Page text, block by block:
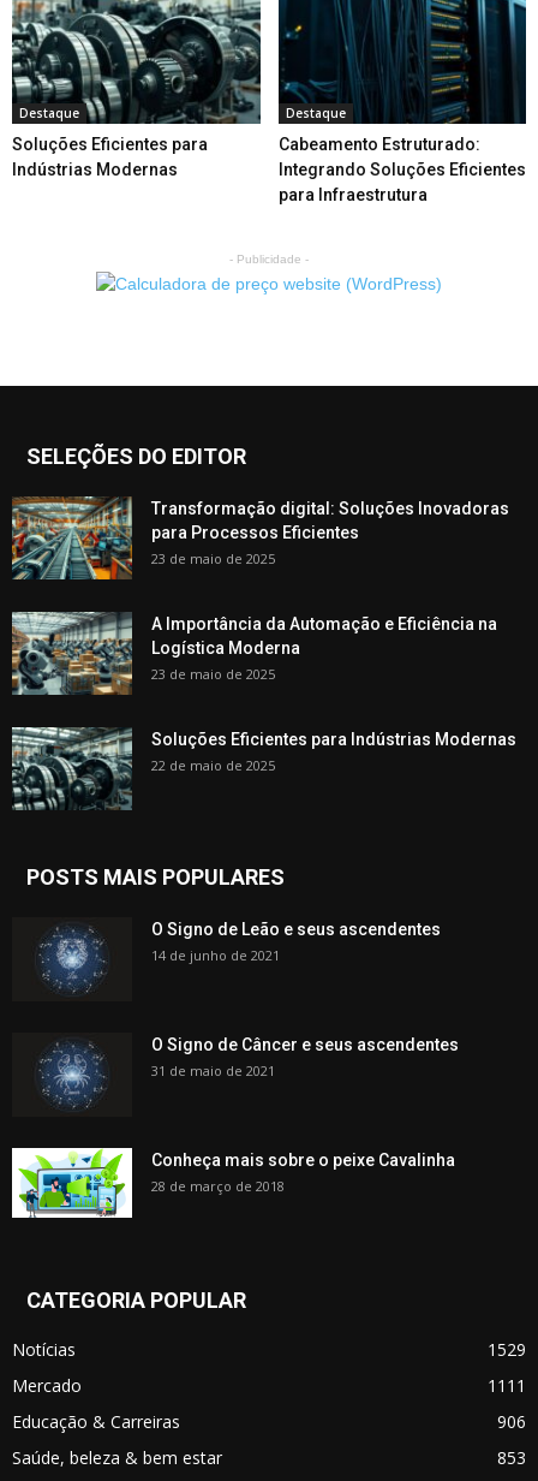
Destaque
Soluções Eficientes para
Indústrias Modernas
Destaque
Cabeamento Estruturado:
Integrando Soluções Eficientes
para Infraestrutura
- Publicidade -
SELEÇÕES DO EDITOR
Transformação digital: Soluções Inovadoras
para Processos Eficientes
23 de maio de 2025
A Importância da Automação e Eficiência na
Logística Moderna
23 de maio de 2025
Soluções Eficientes para Indústrias Modernas
22 de maio de 2025
POSTS MAIS POPULARES
O Signo de Leão e seus ascendentes
14 de junho de 2021
O Signo de Câncer e seus ascendentes
31 de maio de 2021
Conheça mais sobre o peixe Cavalinha
28 de março de 2018
CATEGORIA POPULAR
Notícias
1529
Mercado
1111
Educação & Carreiras
906
Saúde, beleza & bem estar
853